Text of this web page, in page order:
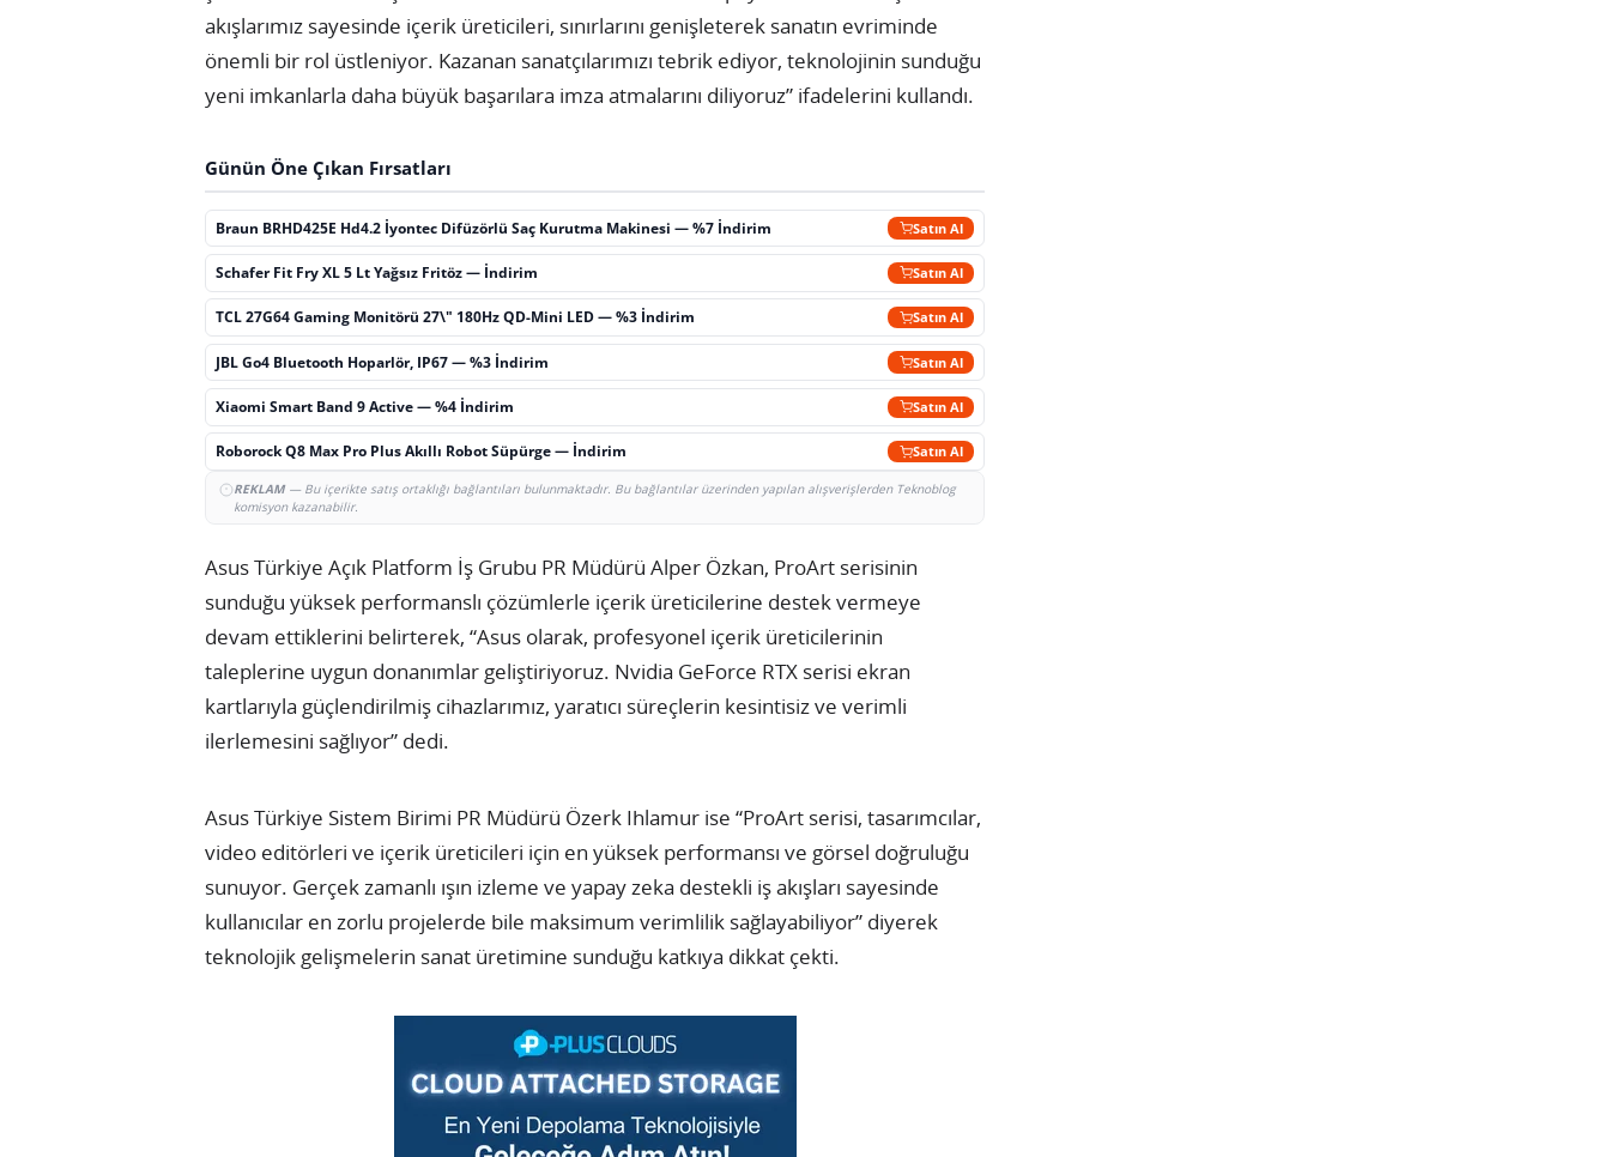
akışlarımız sayesinde içerik üreticileri, sınırlarını genişleterek sanatın evriminde
önemli bir rol üstleniyor. Kazanan sanatçılarımızı tebrik ediyor, teknolojinin sunduğu
yeni imkanlarla daha büyük başarılara imza atmalarını diliyoruz” ifadelerini kullandı.
Günün Öne Çıkan Fırsatları
Braun BRHD425E Hd4.2 İyontec Difüzörlü Saç Kurutma Makinesi — %7 İndirim Satın Al
Schafer Fit Fry XL 5 Lt Yağsız Fritöz — İndirim Satın Al
TCL 27G64 Gaming Monitörü 27\" 180Hz QD-Mini LED — %3 İndirim Satın Al
JBL Go4 Bluetooth Hoparlör, IP67 — %3 İndirim Satın Al
Xiaomi Smart Band 9 Active — %4 İndirim Satın Al
Roborock Q8 Max Pro Plus Akıllı Robot Süpürge — İndirim Satın Al
REKLAM— Bu içerikte satış ortaklığı bağlantıları bulunmaktadır. Bu bağlantılar üzerinden yapılan alışverişlerden Teknoblog
komisyon kazanabilir.
Asus Türkiye Açık Platform İş Grubu PR Müdürü Alper Özkan, ProArt serisinin
sunduğu yüksek performanslı çözümlerle içerik üreticilerine destek vermeye
devam ettiklerini belirterek, “Asus olarak, profesyonel içerik üreticilerinin
taleplerine uygun donanımlar geliştiriyoruz. Nvidia GeForce RTX serisi ekran
kartlarıyla güçlendirilmiş cihazlarımız, yaratıcı süreçlerin kesintisiz ve verimli
ilerlemesini sağlıyor” dedi.
Asus Türkiye Sistem Birimi PR Müdürü Özerk Ihlamur ise “ProArt serisi, tasarımcılar,
video editörleri ve içerik üreticileri için en yüksek performansı ve görsel doğruluğu
sunuyor. Gerçek zamanlı ışın izleme ve yapay zeka destekli iş akışları sayesinde
kullanıcılar en zorlu projelerde bile maksimum verimlilik sağlayabiliyor” diyerek
teknolojik gelişmelerin sanat üretimine sunduğu katkıya dikkat çekti.